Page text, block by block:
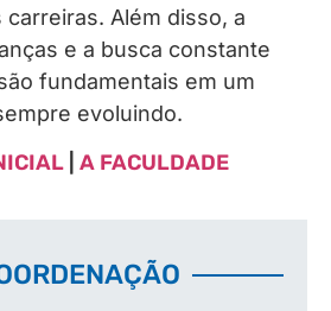
Além disso, a
e a busca constante
fundamentais em um
evoluindo.
| A FACULDADE